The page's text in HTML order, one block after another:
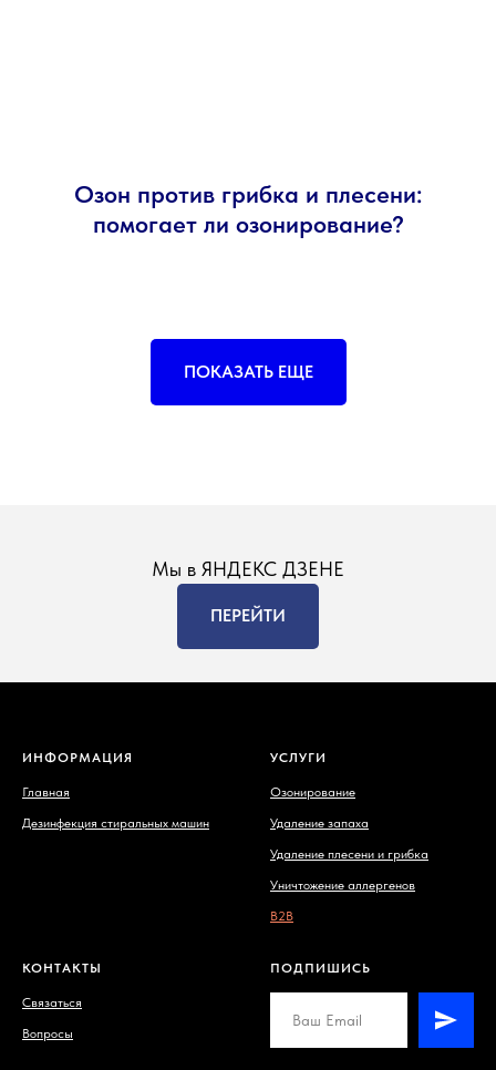
Озон против грибка и плесени:
помогает ли озонирование?
ПОКАЗАТЬ ЕЩЕ
Мы в ЯНДЕКС ДЗЕНЕ
ПЕРЕЙТИ
ИНФОРМАЦИЯ
Главная
Дезинфекция стиральных машин
УСЛУГИ
Озонирование
Удаление запаха
Удаление плесени и грибка
Уничтожение аллергенов
B2B
КОНТАКТЫ
Связаться
Вопросы
ПОДПИШИСЬ